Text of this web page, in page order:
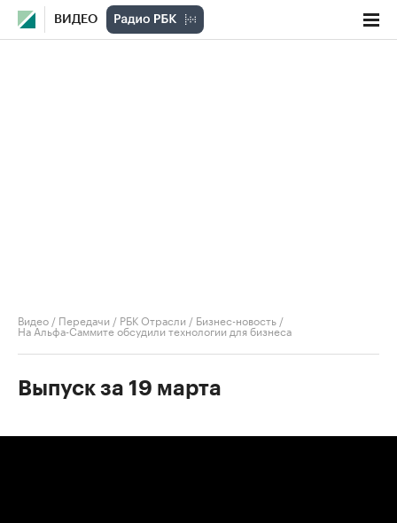
ВИДЕО
Видео / Передачи / РБК Отрасли / Бизнес-новость /
На Альфа-Саммите обсудили технологии для бизнеса
Выпуск за 19 марта